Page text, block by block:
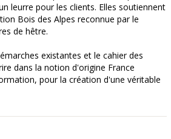
leurre pour les clients. Elles soutiennent
Bois des Alpes reconnue par le
de hêtre.
existantes et le cahier des
dans la notion d'origine France
pour la création d'une véritable